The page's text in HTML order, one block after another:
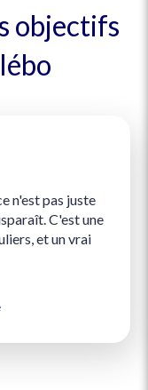
objectifs
n'est pas juste
C'est une
et un vrai
fait des
dans la